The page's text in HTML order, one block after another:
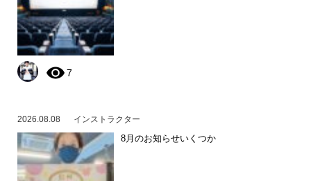
7
2026.08.08 インストラクター
8月のお知らせいくつか